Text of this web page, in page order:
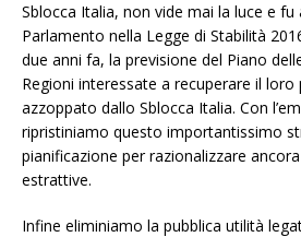
Sblocca Italia, non vide mai la luce e
Parlamento nella Legge di Stabilità
due anni fa, la previsione del Piano
Regioni interessate a recuperare il
azzoppato dallo Sblocca Italia. Con
ripristiniamo questo importantissimo
pianificazione per razionalizzare
estrattive.
Infine eliminiamo la pubblica utilità